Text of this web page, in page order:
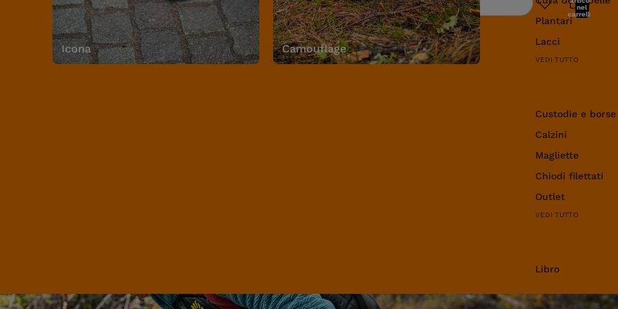
Icona Camouflage
Plantari
Lacci
VEDI TUTTO
Custodie e
Calzini
Magliette
Chiodi filettati
Outlet
VEDI TUTTO
Libro
Ricerca
nel
carrello: